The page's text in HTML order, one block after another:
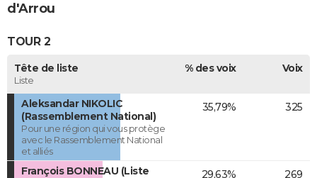
d'Arrou
TOUR 2
Tête de liste
Liste
% des voix Voix
Aleksandar NIKOLIC
(Rassemblement National)
Pour une région qui vous protège
avec le Rassemblement National
et alliés
35,79% 325
François BONNEAU (Liste
29,63% 269